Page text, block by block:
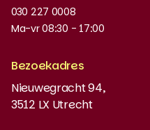
Nieuws en updates
Instaptoets
MyBabel
030 227 0008
Ma-vr 08:30 - 17:00
Bezoekadres
Nieuwegracht 94,
3512 LX Utrecht